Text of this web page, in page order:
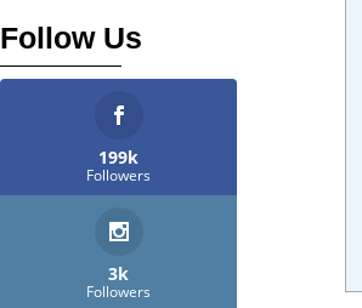
Follow Us
199k
Followers
3k
Followers